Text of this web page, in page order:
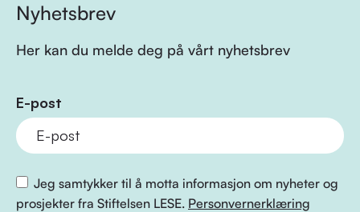
Nyhetsbrev
Her kan du melde deg på vårt nyhetsbrev
E-post
Jeg samtykker til å motta informasjon om nyheter og
prosjekter fra Stiftelsen LESE. Personvernerklæring